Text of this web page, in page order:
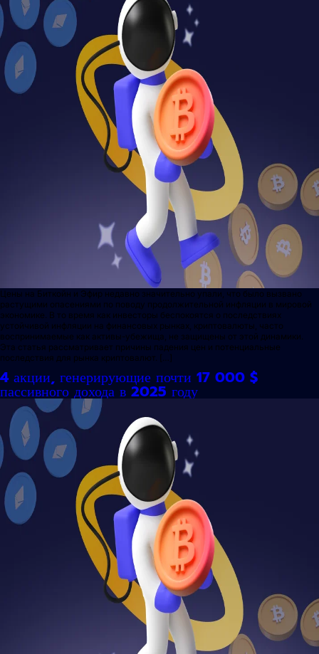
Цены на Биткойн и Эфир недавно значительно упали, что было вызвано
растущими опасениями по поводу продолжительной инфляции в мировой
экономике. В то время как инвесторы беспокоятся о последствиях
устойчивой инфляции на финансовых рынках, криптовалюты, часто
воспринимаемые как активы-убежища, не защищены от этой динамики.
Эта статья рассматривает причины падения цен и потенциальные
последствия для рынка криптовалют. […]
4 акции, генерирующие почти 17 000 $
пассивного дохода в 2025 году